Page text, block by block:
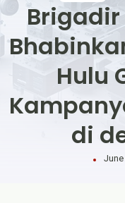
Brigadir
Hulu
di
June